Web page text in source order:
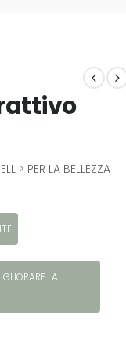
> PER LA BELLEZZA
LA